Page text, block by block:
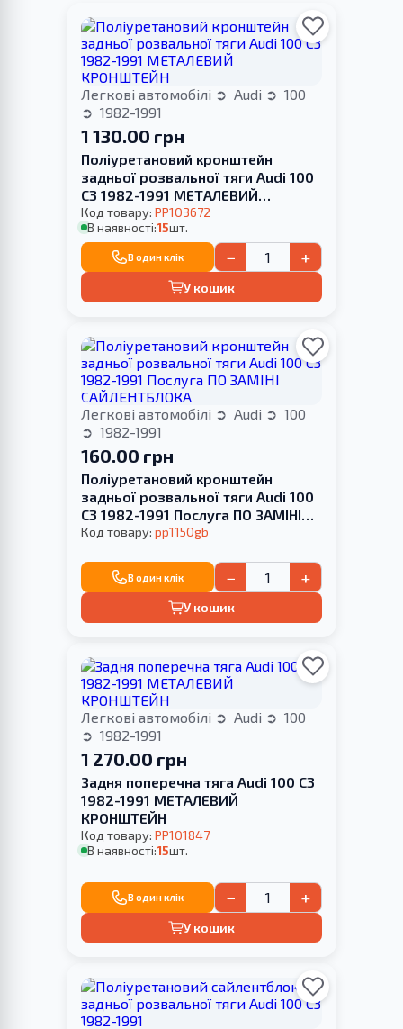
Легкові автомобілі Audi
100
1982-1991
1 130.00 грн
Поліуретановий кронштейн
задньої розвальної тяги Audi 100
С3 1982-1991 МЕТАЛЕВИЙ
КРОНШТЕЙН
Код товару: PP103672
В наявності:15шт.
В один клік − +
У кошик
Легкові автомобілі Audi
100
1982-1991
160.00 грн
Поліуретановий кронштейн
задньої розвальної тяги Audi 100
С3 1982-1991 Послуга ПО ЗАМІНІ
САЙЛЕНТБЛОКА
Код товару: pp1150gb
В один клік − +
У кошик
Легкові автомобілі Audi
100
1982-1991
1 270.00 грн
Задня поперечна тяга Audi 100 C3
1982-1991 МЕТАЛЕВИЙ
КРОНШТЕЙН
Код товару: PP101847
В наявності:15шт.
В один клік − +
У кошик